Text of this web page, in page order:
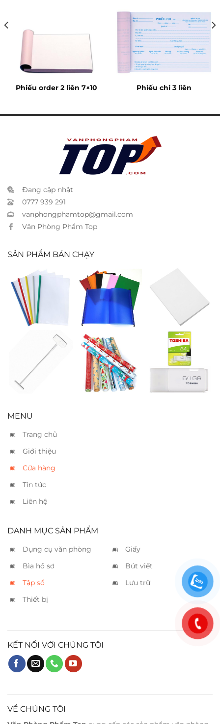
Phiếu order 2 liên 7×10 Phiếu chi 3 liên
Đang cập nhật
0777 939 291
vanphongphamtop@gmail.com
Văn Phòng Phẩm Top
SẢN PHẨM BÁN CHẠY
Bìa cây nhỏ 5
màu
Bìa treo
Ty móc giá Giấy gói quà
USB Kioxia
64GB
MENU
Trang chủ
Giới thiệu
Cửa hàng
Tin tức
Liên hệ
DANH MỤC SẢN PHẨM
Dụng cụ văn phòng
Giấy
Bìa hồ sơ
Bút viết
Tập sổ
Lưu trữ
Thiết bị
KẾT NỐI VỚI CHÚNG TÔI
VỀ CHÚNG TÔI